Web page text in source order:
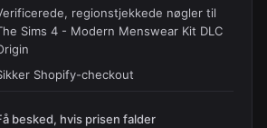
regionstjekkede nøgler til
Sims 4 - Modern Menswear Kit DLC
Shopify-checkout
besked, hvis prisen falder